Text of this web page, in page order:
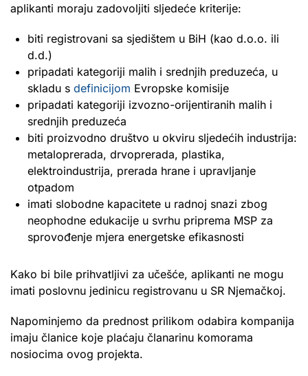
aplikanti moraju zadovoljiti sljedeće kriterije:
biti registrovani sa sjedištem u BiH (kao d.o.o. ili
d.d.)
pripadati kategoriji malih i srednjih preduzeća, u
skladu s definicijom Evropske komisije
pripadati kategoriji izvozno-orijentiranih malih i
srednjih preduzeća
biti proizvodno društvo u okviru sljedećih industrija:
metaloprerada, drvoprerada, plastika,
elektroindustrija, prerada hrane i upravljanje
otpadom
imati slobodne kapacitete u radnoj snazi zbog
neophodne edukacije u svrhu priprema MSP za
sprovođenje mjera energetske efikasnosti
Kako bi bile prihvatljivi za učešće, aplikanti ne mogu
imati poslovnu jedinicu registrovanu u SR Njemačkoj.
Napominjemo da prednost prilikom odabira kompanija
imaju članice koje plaćaju članarinu komorama
nosiocima ovog projekta.